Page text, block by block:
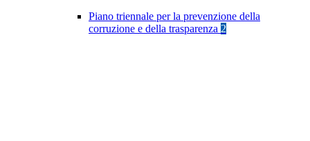
Piano triennale per la prevenzione della
corruzione e della trasparenza 2